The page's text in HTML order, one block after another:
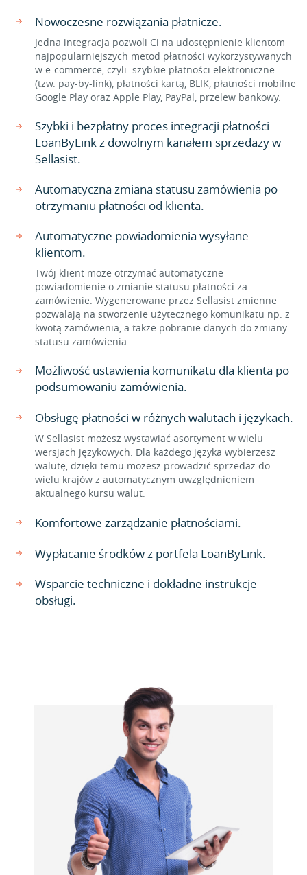
Nowoczesne rozwiązania płatnicze.
Jedna integracja pozwoli Ci na udostępnienie klientom
najpopularniejszych metod płatności wykorzystywanych
w e-commerce, czyli: szybkie płatności elektroniczne
(tzw. pay-by-link), płatności kartą, BLIK, płatności mobilne
Google Play oraz Apple Play, PayPal, przelew bankowy.
Szybki i bezpłatny proces integracji płatności
LoanByLink z dowolnym kanałem sprzedaży w
Sellasist.
Automatyczna zmiana statusu zamówienia po
otrzymaniu płatności od klienta.
Automatyczne powiadomienia wysyłane
klientom.
Twój klient może otrzymać automatyczne
powiadomienie o zmianie statusu płatności za
zamówienie. Wygenerowane przez Sellasist zmienne
pozwalają na stworzenie użytecznego komunikatu np. z
kwotą zamówienia, a także pobranie danych do zmiany
statusu zamówienia.
Możliwość ustawienia komunikatu dla klienta po
podsumowaniu zamówienia.
Obsługę płatności w różnych walutach i językach.
W Sellasist możesz wystawiać asortyment w wielu
wersjach językowych. Dla każdego języka wybierzesz
walutę, dzięki temu możesz prowadzić sprzedaż do
wielu krajów z automatycznym uwzględnieniem
aktualnego kursu walut.
Komfortowe zarządzanie płatnościami.
Wypłacanie środków z portfela LoanByLink.
Wsparcie techniczne i dokładne instrukcje
obsługi.